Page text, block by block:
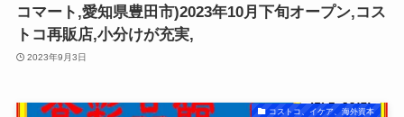
コマート,愛知県豊田市)2023年10月下旬オープン,コス
トコ再販店,小分けが充実,
2023年9月3日
コストコ、イケア、海外資本